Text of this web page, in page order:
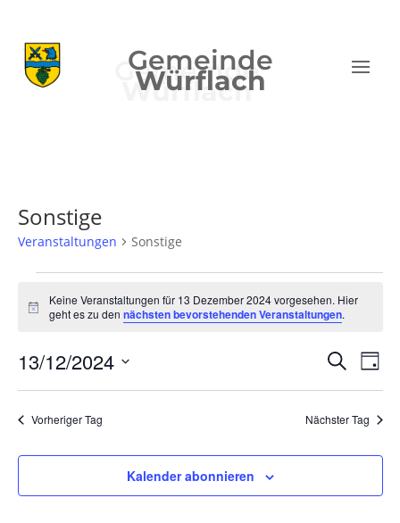
Gemeinde
Würflach
Sonstige
Veranstaltungen Sonstige
Veranstaltungen
für
Dezember
2024
Hinweis
Keine Veranstaltungen für 13 Dezember 2024 vorgesehen. Hier
geht es zu dennächsten bevorstehenden Veranstaltungen.
Suche
SucheTag
13/12/2024
Vorheriger Tag Nächster Tag
Kalender abonnieren